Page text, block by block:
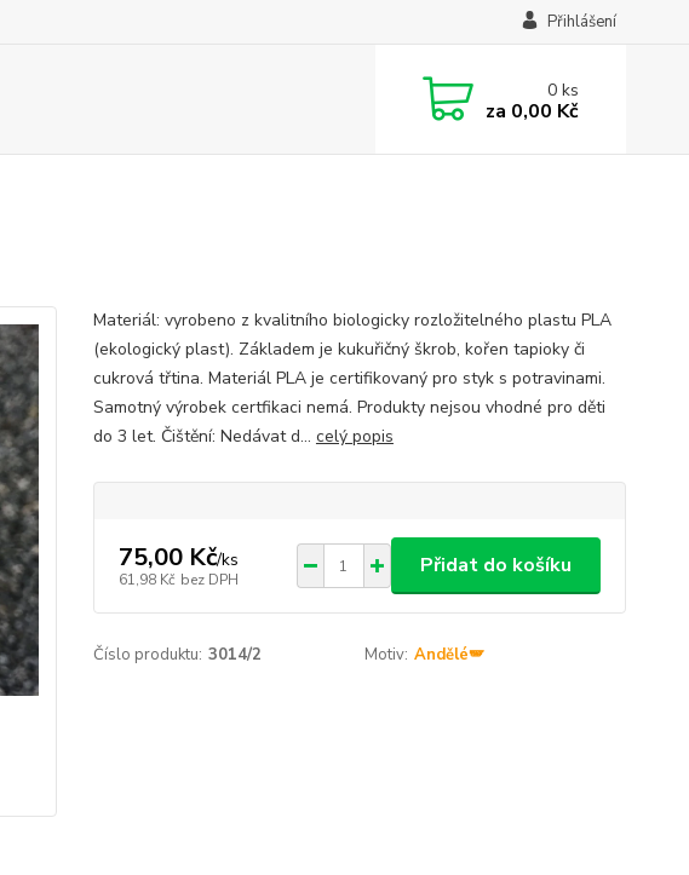
Přihlášení
0ks
za 0,00 Kč
Materiál: vyrobeno z kvalitního biologicky rozložitelného plastu PLA
(ekologický plast). Základem je kukuřičný škrob, kořen tapioky či
cukrová třtina. Materiál PLA je certifikovaný pro styk s potravinami.
Samotný výrobek certfikaci nemá. Produkty nejsou vhodné pro děti
do 3 let. Čištění: Nedávat d... celý popis
75,00 Kč/ks
61,98 Kč bez DPH
Přidat do košíku
Číslo produktu: 3014/2 Motiv: Andělé🪽